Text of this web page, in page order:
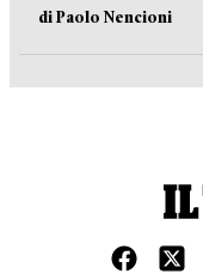
di Paolo Nencioni